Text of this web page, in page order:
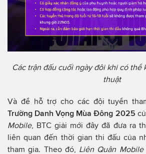
Các trận đấu cuối ngày đôi khi có thể
thuật
Và để hỗ trợ cho các đội tuyển
Trường Danh Vọng Mùa Đông 2025
Mobile, BTC giải mới đây đã đưa ra
liên quan đến thời gian thi đấu của
tham gia. Theo đó, Liên Quân Mobile